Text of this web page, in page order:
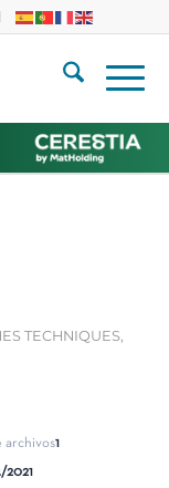
TECHNIQUES,
archivos1
2021